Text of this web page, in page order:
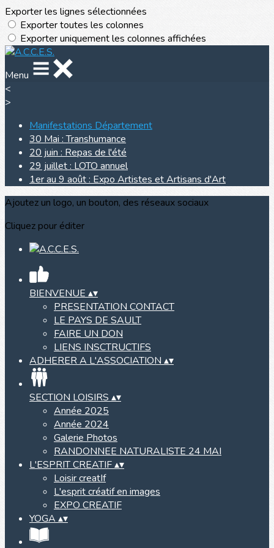
Exporter les lignes sélectionnées
Exporter toutes les colonnes
Exporter uniquement les colonnes affichées
Menu
<
>
Manifestations Département
30 Mai : Transhumance
20 juin : Repas de l'été
29 juillet : LOTO annuel
1er au 9 août : Expo Artistes et Artisans d'Art
Ajoutez un logo, un bouton, des réseaux sociaux
Cliquez pour éditer
BIENVENUE ▴▾
PRESENTATION CONTACT
LE PAYS DE SAULT
FAIRE UN DON
LIENS INSCTRUCTIFS
ADHERER A L'ASSOCIATION ▴▾
SECTION LOISIRS ▴▾
Année 2025
Année 2024
Galerie Photos
RANDONNEE NATURALISTE 24 MAI
L'ESPRIT CREATIF▴▾
Loisir creatIf
L'esprit créatif en images
EXPO CREATIF
YOGA ▴▾